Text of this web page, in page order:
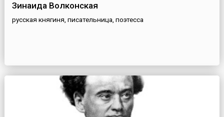
Зинаида Волконская
русская княгиня, писательница, поэтесса